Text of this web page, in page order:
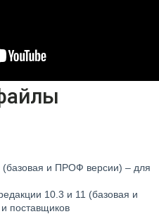
и ПРОФ версии) – для
10.3 и 11 (базовая и
поставщиков